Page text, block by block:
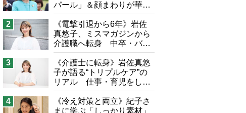
兄がボケました
便利なサービス
予防法
パール」＆顔まわりが華や
ぐ「揺れる一粒」の使い分
け方
2
《電撃引退から6年》岩佐
真悠子、ミスマガジンから
介護職へ転身 中卒・バイ
ト経験ゼロの彼女が見つけ
た“居場所”「社会の役に立
ちながら自分らしくいられ
る」
3
《介護士に転身》岩佐真悠
子が語る“トリプルケア”の
リアル 仕事・育児をしな
がら96歳の義祖母と同居し
て介護 プロだから言える
「家での介護は“雑”でも気
4
《冷え対策と両立》紀子さ
まに学ぶ「しっかり素材」